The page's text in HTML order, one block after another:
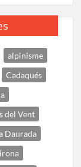
alpinisme
Cadaqués
del Vent
Daurada